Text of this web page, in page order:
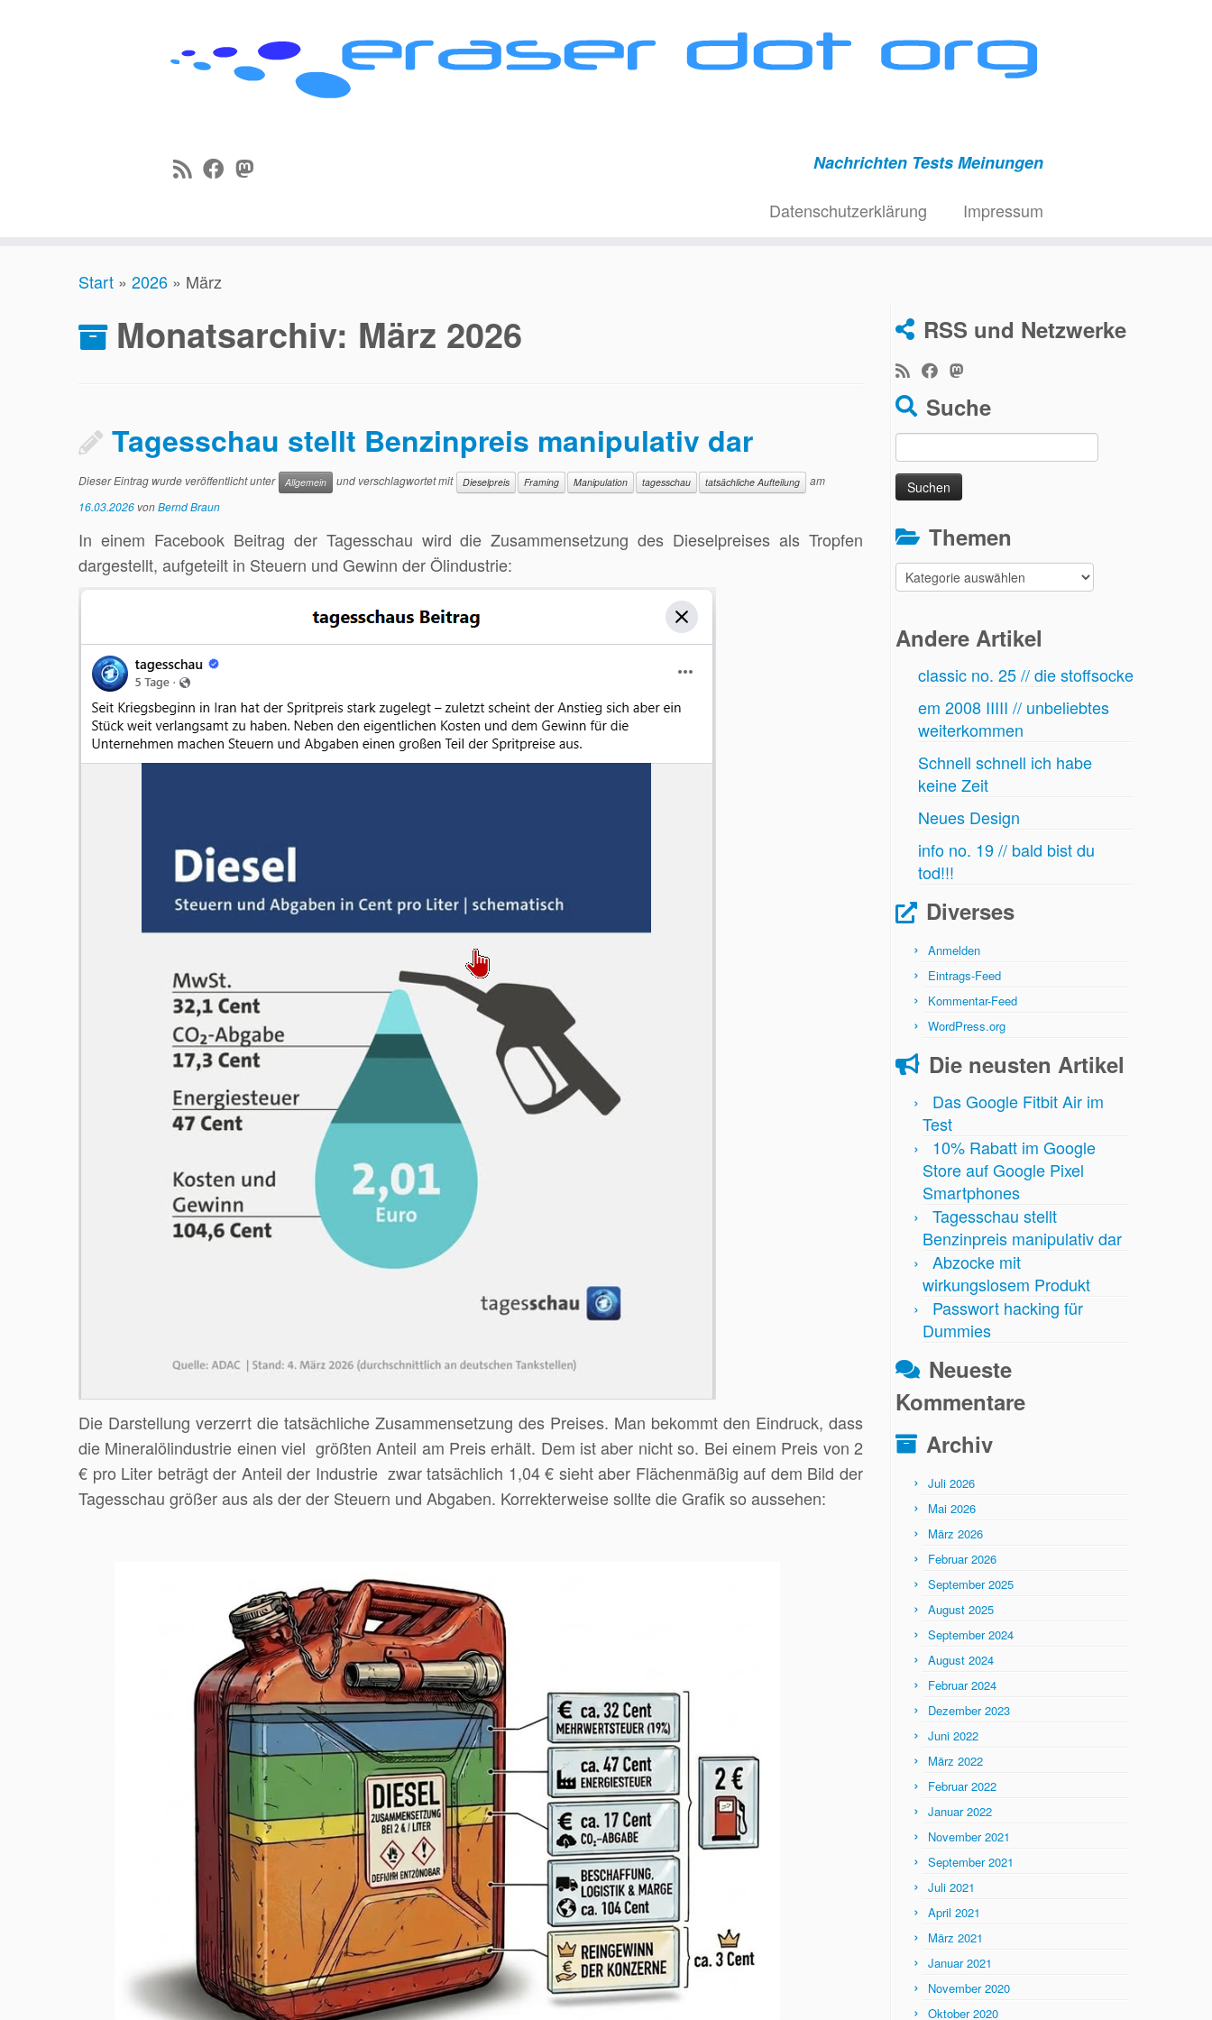
Nachrichten Tests Meinungen
Datenschutzerklärung Impressum
Start » 2026 » März
Monatsarchiv: März 2026
Tagesschau stellt Benzinpreis manipulativ dar
Dieser Eintrag wurde veröffentlicht unter Allgemein und verschlagwortet mit Dieselpreis Framing Manipulation tagesschau tatsächliche Aufteilung
am
16.03.2026 vonBernd Braun
In einem Facebook Beitrag der Tagesschau wird die Zusammensetzung des Dieselpreises als Tropfen
dargestellt, aufgeteilt in Steuern und Gewinn der Ölindustrie:
Die Darstellung verzerrt die tatsächliche Zusammensetzung des Preises. Man bekommt den Eindruck, dass
die Mineralölindustrie einen viel größten Anteil am Preis erhält. Dem ist aber nicht so. Bei einem Preis von 2
€ pro Liter beträgt der Anteil der Industrie zwar tatsächlich 1,04 € sieht aber Flächenmäßig auf dem Bild der
Tagesschau größer aus als der der Steuern und Abgaben. Korrekterweise sollte die Grafik so aussehen:
RSS und Netzwerke
Suche
nach:
Themen
Themen
Andere Artikel
classic no. 25 // die stoffsocke
em 2008 IIIII // unbeliebtes
weiterkommen
Schnell schnell ich habe
keine Zeit
Neues Design
info no. 19 // bald bist du
tod!!!
Diverses
Anmelden
Eintrags-Feed
Kommentar-Feed
WordPress.org
Die neusten Artikel
Das Google Fitbit Air im
Test
10% Rabatt im Google
Store auf Google Pixel
Smartphones
Tagesschau stellt
Benzinpreis manipulativ dar
Abzocke mit
wirkungslosem Produkt
Passwort hacking für
Dummies
Neueste
Kommentare
Archiv
Juli 2026
Mai 2026
März 2026
Februar 2026
September 2025
August 2025
September 2024
August 2024
Februar 2024
Dezember 2023
Juni 2022
März 2022
Februar 2022
Januar 2022
November 2021
September 2021
Juli 2021
April 2021
März 2021
Januar 2021
November 2020
Oktober 2020